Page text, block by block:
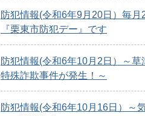
防犯情報(令和6年9月20日）毎月
『栗東市防犯デー』です
防犯情報(令和6年10月2日）～草
特殊詐欺事件が発生！～
防犯情報(令和6年10月16日）～